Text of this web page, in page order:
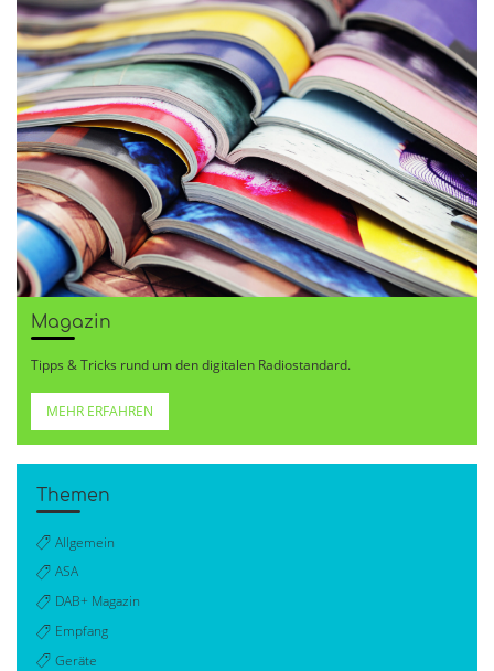
Magazin
Tipps & Tricks rund um den digitalen Radiostandard.
MEHR ERFAHREN
Themen
Allgemein
ASA
DAB+ Magazin
Empfang
Geräte